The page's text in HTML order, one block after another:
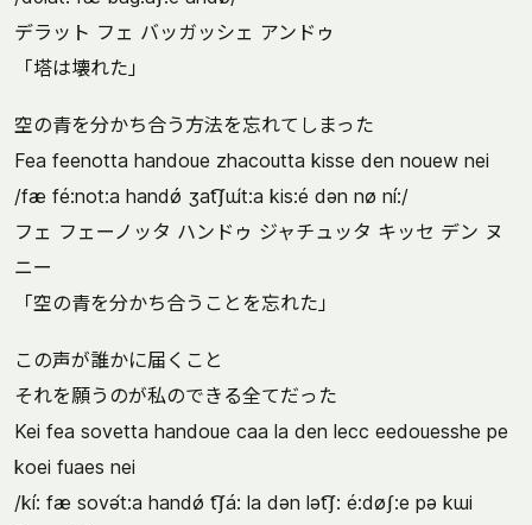
デラット フェ バッガッシェ アンドゥ
「塔は壊れた」
空の青を分かち合う方法を忘れてしまった
Fea feenotta handoue zhacoutta kisse den nouew nei
/fæ fé:not:a handǿ ʒat͡ʃɯ́t:a kis:é dən nø ní:/
フェ フェーノッタ ハンドゥ ジャチュッタ キッセ デン ヌ
ニー
「空の青を分かち合うことを忘れた」
この声が誰かに届くこと
それを願うのが私のできる全てだった
Kei fea sovetta handoue caa la den lecc eedouesshe pe
koei fuaes nei
/kí: fæ sovə́t:a handǿ t͡ʃá: la dən lət͡ʃ: é:døʃ:e pə kɯi